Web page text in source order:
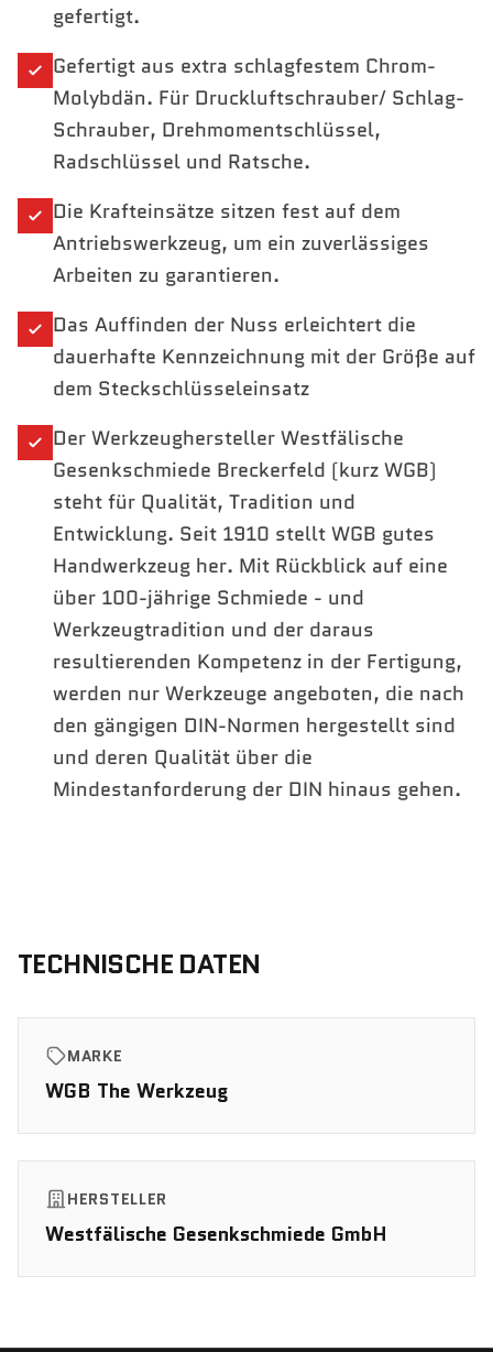
gefertigt.
Gefertigt aus extra schlagfestem Chrom-
Molybdän. Für Druckluftschrauber/ Schlag-
Schrauber, Drehmomentschlüssel,
Radschlüssel und Ratsche.
Die Krafteinsätze sitzen fest auf dem
Antriebswerkzeug, um ein zuverlässiges
Arbeiten zu garantieren.
Das Auffinden der Nuss erleichtert die
dauerhafte Kennzeichnung mit der Größe auf
dem Steckschlüsseleinsatz
Der Werkzeughersteller Westfälische
Gesenkschmiede Breckerfeld (kurz WGB)
steht für Qualität, Tradition und
Entwicklung. Seit 1910 stellt WGB gutes
Handwerkzeug her. Mit Rückblick auf eine
über 100-jährige Schmiede - und
Werkzeugtradition und der daraus
resultierenden Kompetenz in der Fertigung,
werden nur Werkzeuge angeboten, die nach
den gängigen DIN-Normen hergestellt sind
und deren Qualität über die
Mindestanforderung der DIN hinaus gehen.
TECHNISCHE DATEN
MARKE
WGB The Werkzeug
HERSTELLER
Westfälische Gesenkschmiede GmbH